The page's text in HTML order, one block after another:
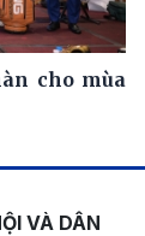
cho mùa
VÀ DÂN